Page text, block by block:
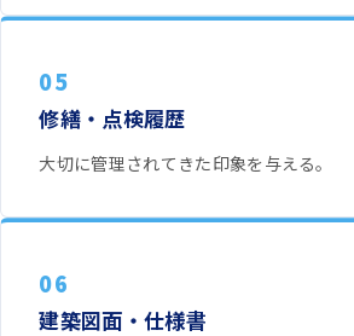
05
修繕・点検履歴
大切に管理されてきた印象を与える。
06
建築図面・仕様書